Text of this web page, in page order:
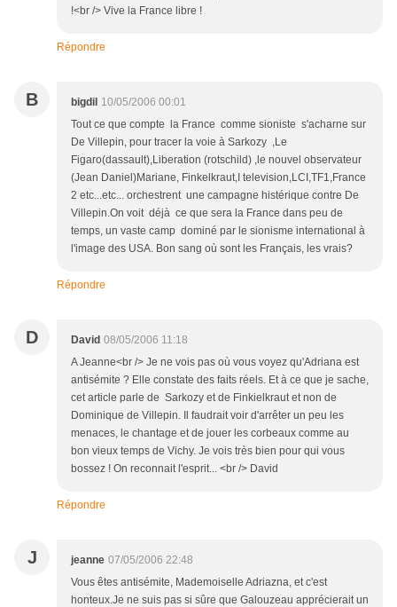
!<br /> Vive la France libre !
Répondre
B bigdil 10/05/2006 00:01
Tout ce que compte la France comme sioniste s'acharne sur
De Villepin, pour tracer la voie à Sarkozy ,Le
Figaro(dassault),Liberation (rotschild) ,le nouvel observateur
(Jean Daniel)Mariane, Finkelkraut,I television,LCI,TF1,France
2 etc...etc... orchestrent une campagne histérique contre De
Villepin.On voit déjà ce que sera la France dans peu de
temps, un vaste camp dominé par le sionisme international à
l'image des USA. Bon sang où sont les Français, les vrais?
Répondre
D David 08/05/2006 11:18
A Jeanne<br /> Je ne vois pas où vous voyez qu'Adriana est
antisémite ? Elle constate des faits réels. Et à ce que je sache,
cet article parle de Sarkozy et de Finkielkraut et non de
Dominique de Villepin. Il faudrait voir d'arrêter un peu les
menaces, le chantage et de jouer les corbeaux comme au
bon vieux temps de Vichy. Je vois très bien pour qui vous
bossez ! On reconnait l'esprit... <br /> David
Répondre
J jeanne 07/05/2006 22:48
Vous êtes antisémite, Mademoiselle Adriazna, et c'est
honteux.Je ne suis pas si sûre que Galouzeau apprécierait un